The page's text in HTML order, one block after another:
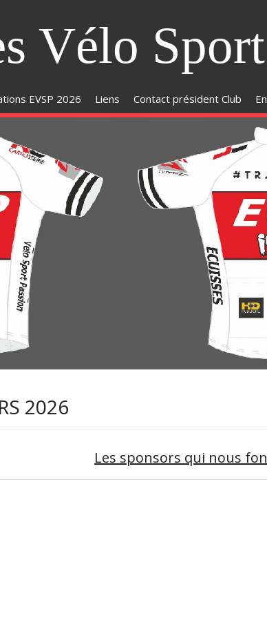
Vélo
EVSP 2026 Liens Contact président Club
2026
Les sponsors qui nous